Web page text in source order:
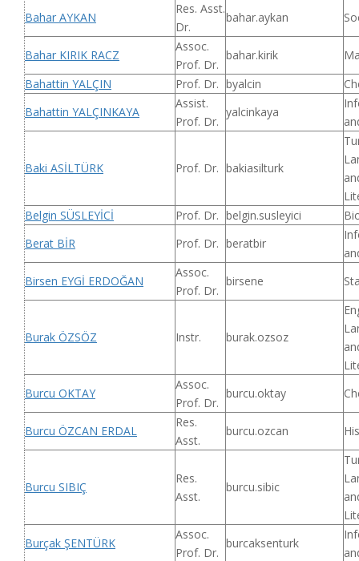
Bahar AYKAN
Res. Asst.
Dr.
bahar.aykan
Bahar KIRIK RACZ
Assoc.
Prof. Dr.
bahar.kirik
Bahattin YALÇIN
Prof. Dr. byalcin
Bahattin YALÇINKAYA
Assist.
Prof. Dr.
yalcinkaya
Baki ASİLTÜRK Prof. Dr. bakiasilturk
Belgin SÜSLEYİCİ
Prof. Dr. belgin.susleyici
Berat BİR
Prof. Dr. beratbir
Birsen EYGİ ERDOĞAN
Assoc.
Prof. Dr.
birsene
Burak ÖZSÖZ Instr. burak.ozsoz
Burcu OKTAY
Assoc.
Prof. Dr.
burcu.oktay
Burcu ÖZCAN ERDAL
Res.
Asst.
burcu.ozcan
Burcu SIBIÇ
Res.
Asst.
burcu.sibic
Burçak ŞENTÜRK
Assoc.
Prof. Dr.
burcaksenturk